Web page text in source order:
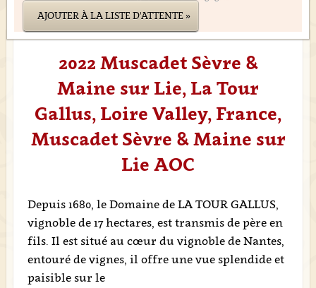
AJOUTER À LA LISTE D'ATTENTE »
2022 Muscadet Sèvre &
Maine sur Lie, La Tour
Gallus, Loire Valley, France,
Muscadet Sèvre & Maine sur
Lie AOC
Depuis 1680, le Domaine de LA TOUR GALLUS,
vignoble de 17 hectares, est transmis de père en
fils. Il est situé au cœur du vignoble de Nantes,
entouré de vignes, il offre une vue splendide et
paisible sur le